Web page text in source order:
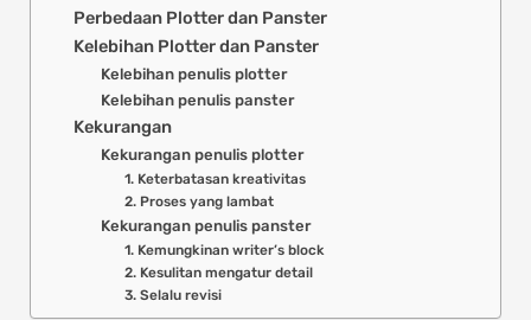
Perbedaan Plotter dan Panster
Kelebihan Plotter dan Panster
Kelebihan penulis plotter
Kelebihan penulis panster
Kekurangan
Kekurangan penulis plotter
1. Keterbatasan kreativitas
2. Proses yang lambat
Kekurangan penulis panster
1. Kemungkinan writer’s block
2. Kesulitan mengatur detail
3. Selalu revisi